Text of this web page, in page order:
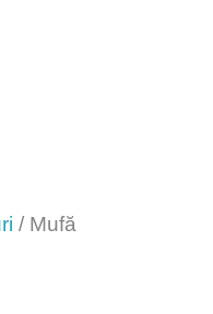
/ Mufă